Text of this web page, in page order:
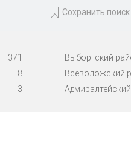
Сохранить поиск
371 Выборгский
8 Всеволожский
3